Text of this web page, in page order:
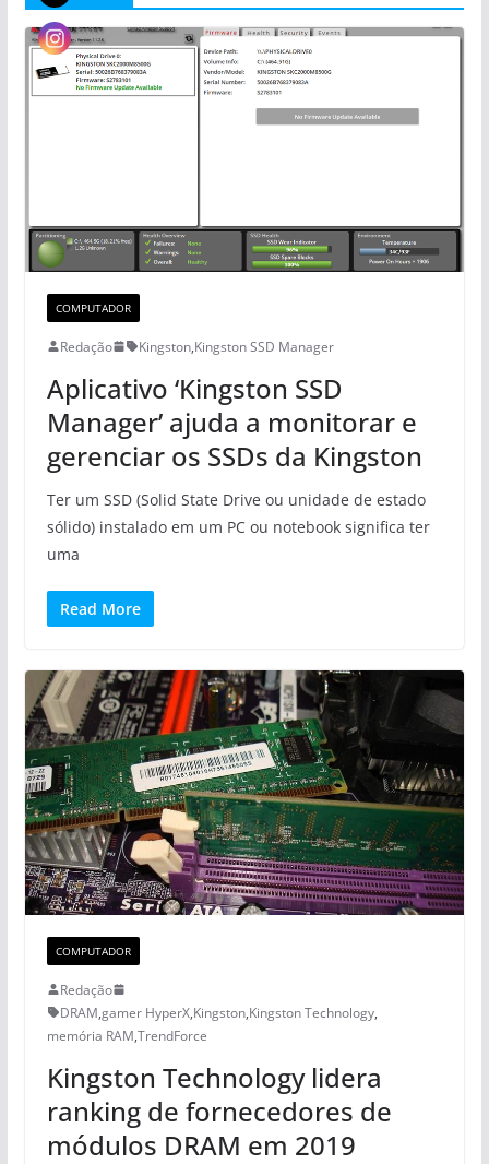
COMPUTADOR
Redação Kingston,Kingston SSD Manager
Aplicativo ‘Kingston SSD
Manager’ ajuda a monitorar e
gerenciar os SSDs da Kingston
Ter um SSD (Solid State Drive ou unidade de estado
sólido) instalado em um PC ou notebook significa ter
uma
Read More
COMPUTADOR
Redação
DRAM,gamer HyperX,Kingston,Kingston Technology,
memória RAM,TrendForce
Kingston Technology lidera
ranking de fornecedores de
módulos DRAM em 2019